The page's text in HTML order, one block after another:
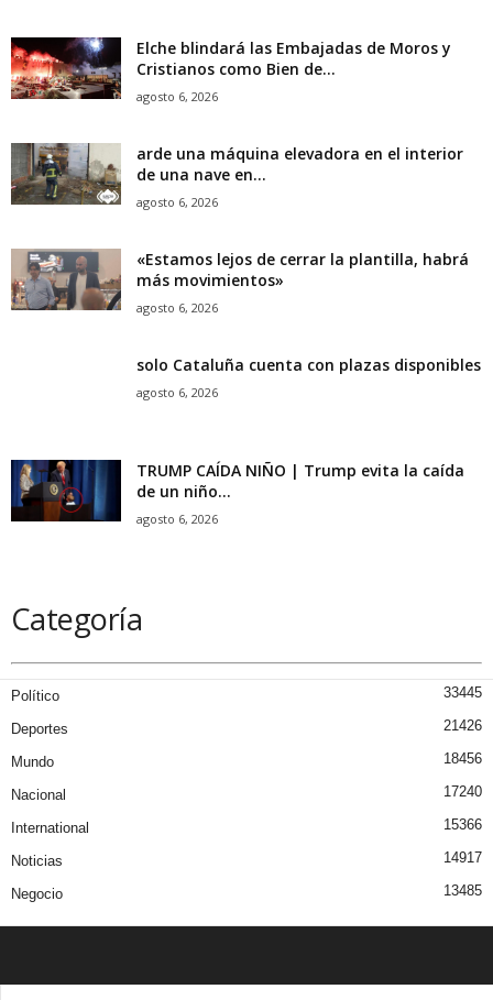
Elche blindará las Embajadas de Moros y
Cristianos como Bien de...
agosto 6, 2026
arde una máquina elevadora en el interior
de una nave en...
agosto 6, 2026
«Estamos lejos de cerrar la plantilla, habrá
más movimientos»
agosto 6, 2026
solo Cataluña cuenta con plazas disponibles
agosto 6, 2026
TRUMP CAÍDA NIÑO | Trump evita la caída
de un niño...
agosto 6, 2026
Categoría
Político 33445
Deportes 21426
Mundo 18456
Nacional 17240
International 15366
Noticias 14917
Negocio 13485